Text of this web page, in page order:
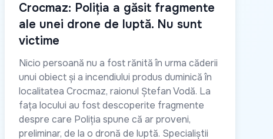
Crocmaz: Poliția a găsit fragmente
ale unei drone de luptă. Nu sunt
victime
Nicio persoană nu a fost rănită în urma căderii
unui obiect și a incendiului produs duminică în
localitatea Crocmaz, raionul Ștefan Vodă. La
fața locului au fost descoperite fragmente
despre care Poliția spune că ar proveni,
preliminar, de la o dronă de luptă. Specialiștii